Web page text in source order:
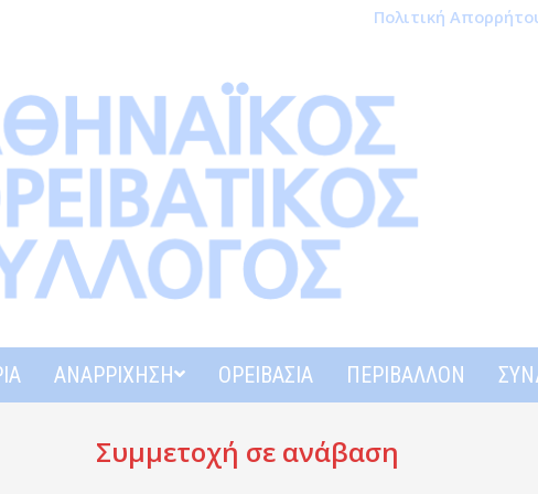
Πολιτική
ΑΝΑΡΡΊΧΗΣΗ ΟΡΕΙΒΑΣΊΑ ΠΕΡΙΒΆΛΛΟΝ
Συμμετοχή σε ανάβαση